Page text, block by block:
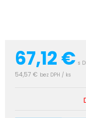
67,12€ s
54,57 € bez DPH / ks